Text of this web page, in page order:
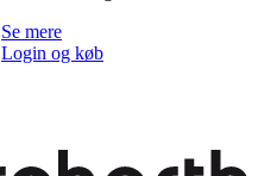
Se mere
Login og køb